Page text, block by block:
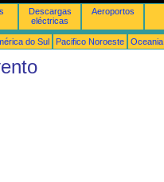
Descargas
eléctricas
Aeroportos
do Sul Pacifico Noroeste Oceania